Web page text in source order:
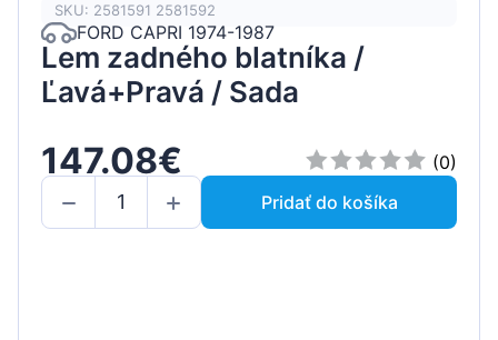
SKU: 2581591 2581592
FORD CAPRI 1974-1987
Lem zadného blatníka /
Ľavá+Pravá / Sada
147.08€
(0)
Pridať do košíka